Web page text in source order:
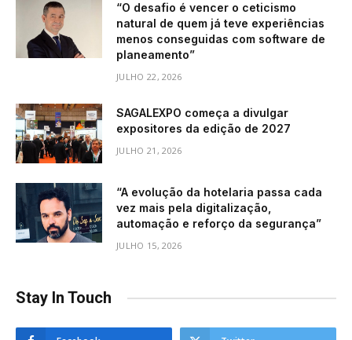
“O desafio é vencer o ceticismo
natural de quem já teve experiências
menos conseguidas com software de
planeamento”
JULHO 22, 2026
SAGALEXPO começa a divulgar
expositores da edição de 2027
JULHO 21, 2026
“A evolução da hotelaria passa cada
vez mais pela digitalização,
automação e reforço da segurança”
JULHO 15, 2026
Stay In Touch